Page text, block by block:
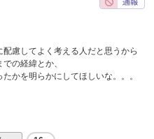
慮してよく考える人だと思うから
の経緯とか、
かを明らかにしてほしいな。。。